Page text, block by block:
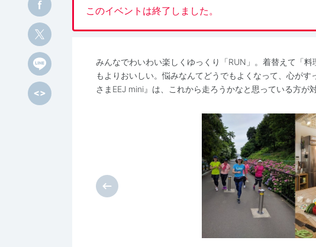
このイベントは終了しました。
みんなでわいわい楽しくゆっくり「RUN」。着替えて「
もよりおいしい。悩みなんてどうでもよくなって、心が
さまEEJ mini』は、これから走ろうかなと思っている方が対